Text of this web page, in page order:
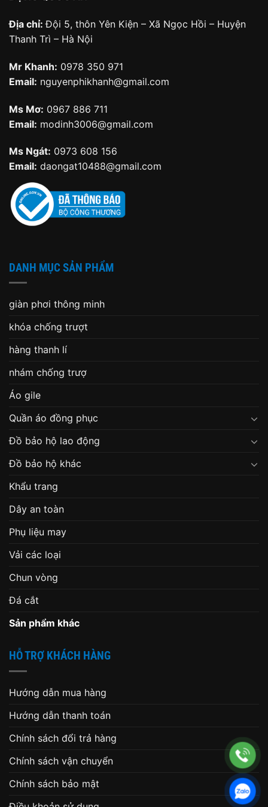
Địa chỉ:Đội 5, thôn Yên Kiện – Xã Ngọc Hồi – Huyện
Thanh Trì – Hà Nội
Mr Khanh: 0978 350 971
Email: nguyenphikhanh@gmail.com
Ms Mơ: 0967 886 711
Email: modinh3006@gmail.com
Ms Ngát: 0973 608 156
Email: daongat10488@gmail.com
DANH MỤC SẢN PHẨM
giàn phơi thông minh
khóa chống trượt
hàng thanh lí
nhám chống trượ
Áo gile
Quần áo đồng phục
Đồ bảo hộ lao động
Đồ bảo hộ khác
Khẩu trang
Dây an toàn
Phụ liệu may
Vải các loại
Chun vòng
Đá cắt
Sản phẩm khác
HỖ TRỢ KHÁCH HÀNG
Hướng dẫn mua hàng
Hướng dẫn thanh toán
Chính sách đổi trả hàng
Chính sách vận chuyển
Chính sách bảo mật